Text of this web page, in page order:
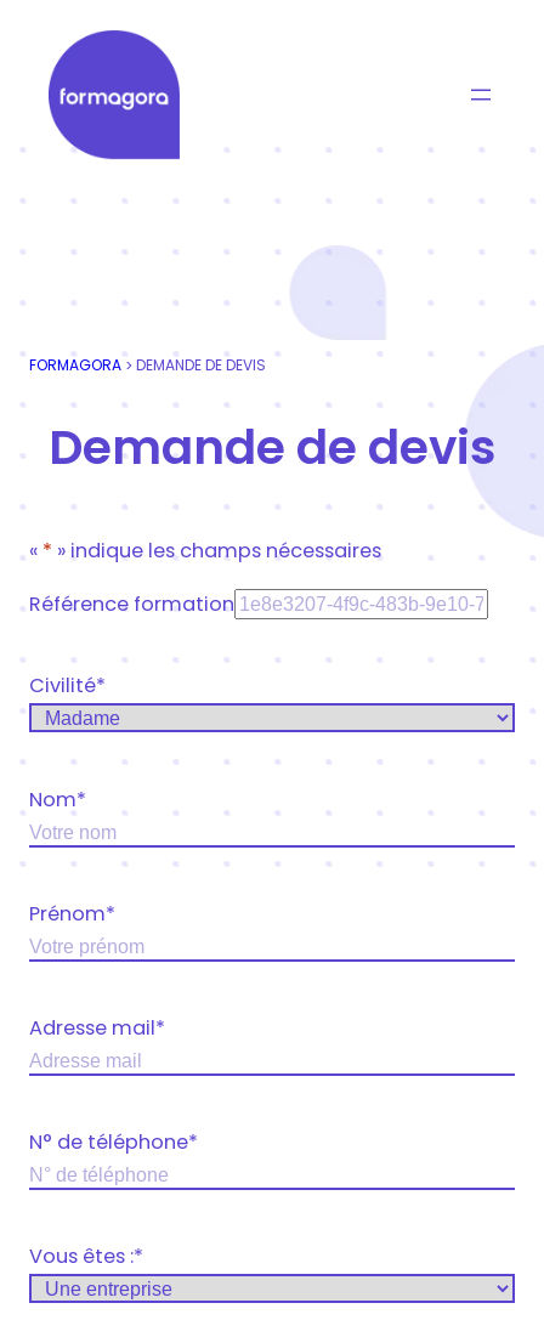
contenu
Formagora
Organisme de formation professionnelle |
FORMAGORA > DEMANDE DE DEVIS
Demande de devis
« * » indique les champs nécessaires
Référence formation
Civilité*
Nom*
Prénom*
Adresse mail*
N° de téléphone*
Vous êtes :*